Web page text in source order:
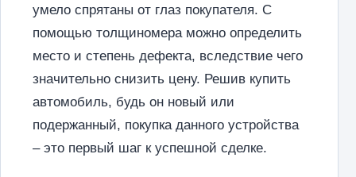
умело спрятаны от глаз покупателя. С
помощью толщиномера можно определить
место и степень дефекта, вследствие чего
значительно снизить цену. Решив купить
автомобиль, будь он новый или
подержанный, покупка данного устройства
– это первый шаг к успешной сделке.